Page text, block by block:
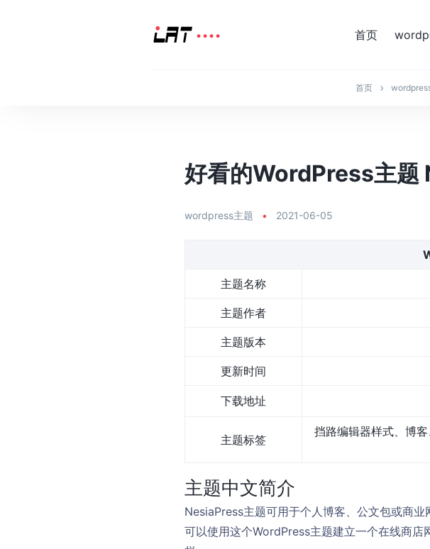
首页
首页
好看的WordPress主题
wordpress主题 • 2021-06-05
主题名称
主题作者
主题版本
更新时间
下载地址
主题标签
挡路编辑器样式、博
主题中文简介
NesiaPress主题可用于个人博客、公文包或商
可以使用这个WordPress主题建立一个在线商